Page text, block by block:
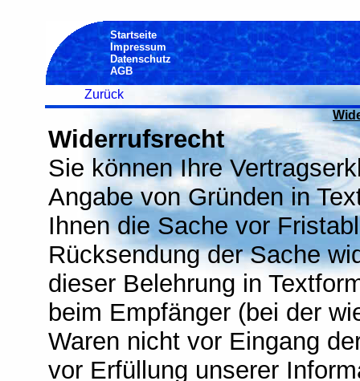
Startseite
Impressum
Datenschutz
AGB
Zurück
Widerrufsrecht
Sie können Ihre
Angabe von Gründen in
Ihnen die Sache vor
Rücksendung der Sache
dieser Belehrung in
beim Empfänger (bei der
Waren nicht vor Eingang
vor Erfüllung unserer